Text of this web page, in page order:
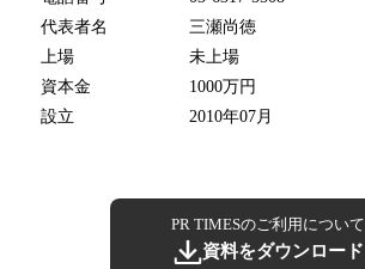
代表者名
三瀬尚徳
上場
未上場
資本金
1000万円
設立
2010年07月
PR TIMESのご利用について
資料をダウンロード